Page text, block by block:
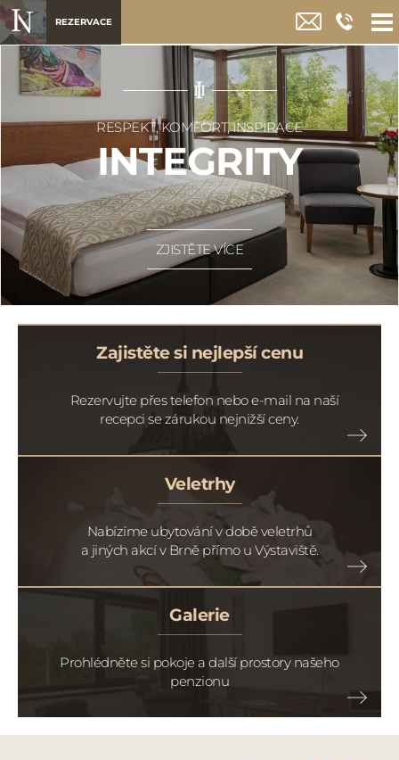
REZERVACE
RESPEKT, KOMFORT, INSPIRACE
INTEGRITY
ZJISTĚTE VÍCE
Zajistěte si nejlepší cenu
Rezervujte přes telefon nebo e-mail na naší
recepci se zárukou nejnižší ceny.
Veletrhy
Nabízíme ubytování v době veletrhů
a jiných akcí v Brně přímo u Výstaviště.
Galerie
Prohlédněte si pokoje a další prostory našeho
penzionu